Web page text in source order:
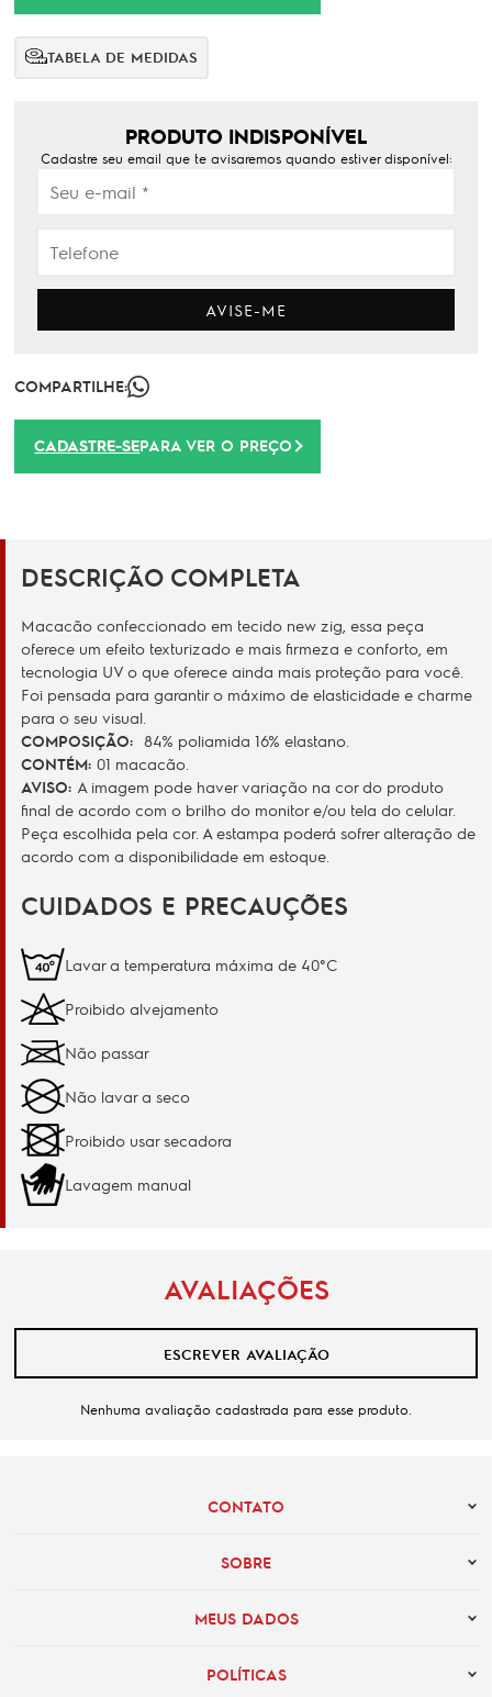
TABELA DE MEDIDAS
PRODUTO INDISPONÍVEL
Cadastre seu email que te avisaremos quando estiver disponível:
AVISE-ME
COMPARTILHE:
CADASTRE-SEPARA VER O PREÇO
DESCRIÇÃO COMPLETA
Macacão confeccionado em tecido new zig, essa peça
oferece um efeito texturizado e mais firmeza e conforto, em
tecnologia UV o que oferece ainda mais proteção para você.
Foi pensada para garantir o máximo de elasticidade e charme
para o seu visual.
COMPOSIÇÃO: 84% poliamida 16% elastano.
CONTÉM: 01 macacão.
AVISO: A imagem pode haver variação na cor do produto
final de acordo com o brilho do monitor e/ou tela do celular.
Peça escolhida pela cor. A estampa poderá sofrer alteração de
acordo com a disponibilidade em estoque.
CUIDADOS E PRECAUÇÕES
Lavar a temperatura máxima de 40°C
Proibido alvejamento
Não passar
Não lavar a seco
Proibido usar secadora
Lavagem manual
AVALIAÇÕES
ESCREVER AVALIAÇÃO
Nenhuma avaliação cadastrada para esse produto.
CONTATO
SOBRE
MEUS DADOS
POLÍTICAS